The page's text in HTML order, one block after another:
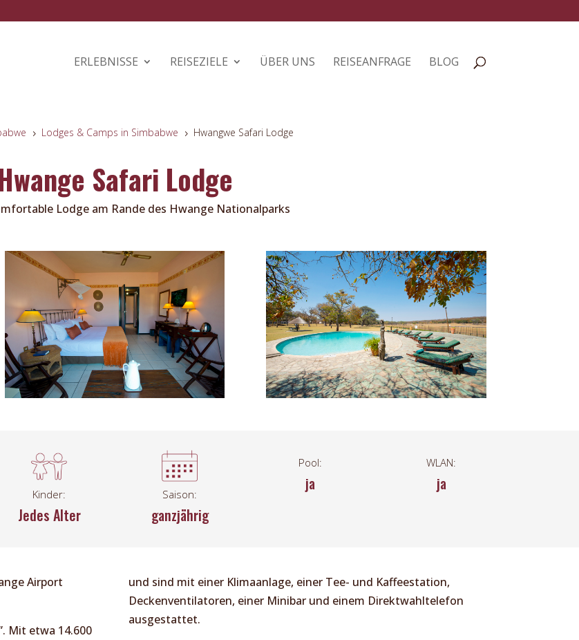
ERLEBNISSE REISEZIELE ÜBER UNS REISEANFRAGE BLOG
5 Lodges & Camps in Simbabwe 5 Hwangwe Safari Lodge
Safari Lodge
Lodge am Rande des Hwange Nationalparks
Kinder:
Jedes Alter
Saison:
ganzjährig
Pool:
ja
WLAN:
ja
Airport
Mit etwa 14.600
und sind mit einer Klimaanlage, einer Tee- und Kaffeestation,
Deckenventilatoren, einer Minibar und einem Direktwahltelefon
ausgestattet.